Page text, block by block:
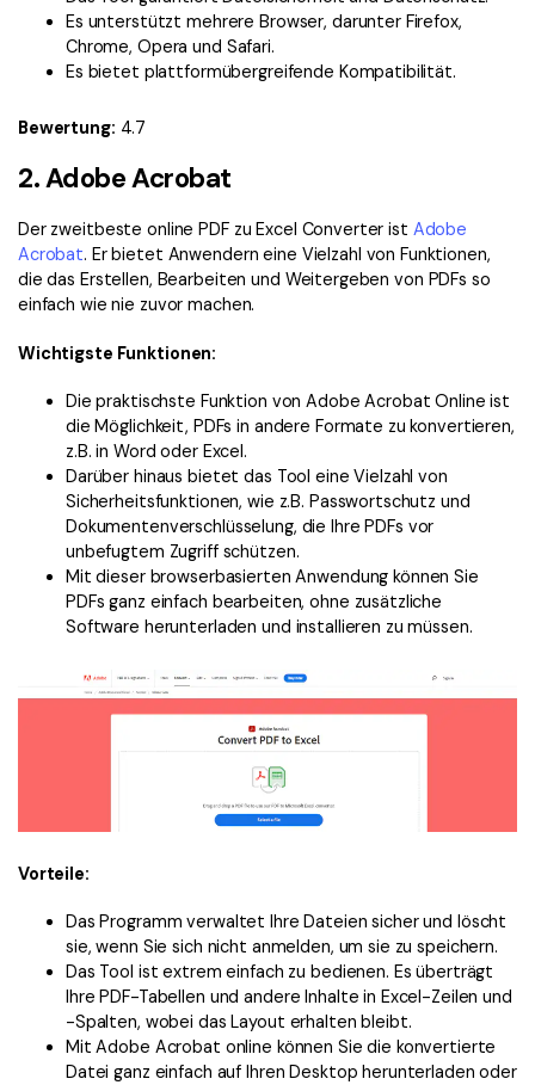
Es unterstützt mehrere Browser, darunter Firefox,
Chrome, Opera und Safari.
Es bietet plattformübergreifende Kompatibilität.
Bewertung: 4.7
2. Adobe Acrobat
Der zweitbeste online PDF zu Excel Converter ist Adobe
Acrobat. Er bietet Anwendern eine Vielzahl von Funktionen,
die das Erstellen, Bearbeiten und Weitergeben von PDFs so
einfach wie nie zuvor machen.
Wichtigste Funktionen:
Die praktischste Funktion von Adobe Acrobat Online ist
die Möglichkeit, PDFs in andere Formate zu konvertieren,
z.B. in Word oder Excel.
Darüber hinaus bietet das Tool eine Vielzahl von
Sicherheitsfunktionen, wie z.B. Passwortschutz und
Dokumentenverschlüsselung, die Ihre PDFs vor
unbefugtem Zugriff schützen.
Mit dieser browserbasierten Anwendung können Sie
PDFs ganz einfach bearbeiten, ohne zusätzliche
Software herunterladen und installieren zu müssen.
Vorteile:
Das Programm verwaltet Ihre Dateien sicher und löscht
sie, wenn Sie sich nicht anmelden, um sie zu speichern.
Das Tool ist extrem einfach zu bedienen. Es überträgt
Ihre PDF-Tabellen und andere Inhalte in Excel-Zeilen und
-Spalten, wobei das Layout erhalten bleibt.
Mit Adobe Acrobat online können Sie die konvertierte
Datei ganz einfach auf Ihren Desktop herunterladen oder